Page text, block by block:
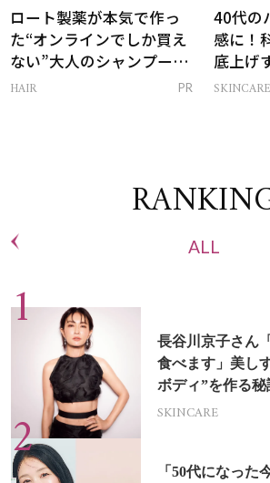
ロート製薬が本気で作っ
た“オンラインでしか買え
ない”大人のシャンプー＆
トリートメントって？
HAIR PR
40代の
感に！
底上げ
ム」
SKINCARE
ALL
長谷川京子さん
食べます」美し
ボディ”を作る秘
SKINCARE
「50代になった